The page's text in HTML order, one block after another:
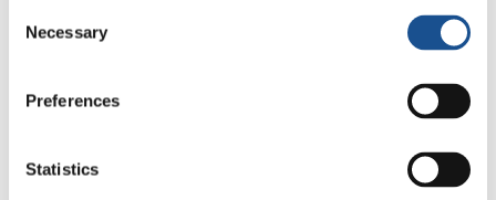
Selection
Necessary
Preferences
Statistics
direitos humanos perante aqueles que abusam
de seu poder ou o exploram em proveito ou
organização não governamental
Transparency
nível global ao combate à corrupção, medindo